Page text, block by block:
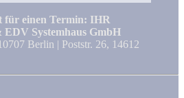
für einen Termin: IHR
Systemhaus GmbH
Berlin | Poststr. 26, 14612